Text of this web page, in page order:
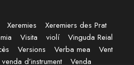
Xeremies
Xeremiers des Prat
Visita violí
Vinguda Reial
Versions Verba mea
Vent
venda d’instrument Venda